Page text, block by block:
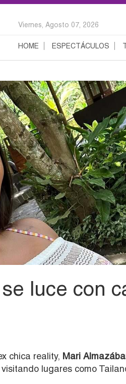
Viernes, Agosto 07, 2026
HOME ESPECTÁCULOS
luce con
chica reality, Mari
lugares como